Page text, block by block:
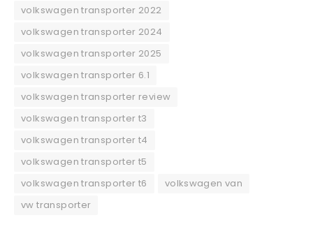
volkswagen transporter 2022
volkswagen transporter 2024
volkswagen transporter 2025
volkswagen transporter 6.1
volkswagen transporter review
volkswagen transporter t3
volkswagen transporter t4
volkswagen transporter t5
volkswagen transporter t6
volkswagen van
vw transporter